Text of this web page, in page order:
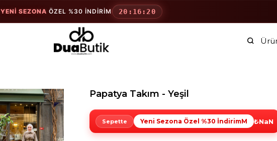
YENİ SEZONAÖZEL %30 İNDİRİM 20:16:19
Papatya Takım - Yeşil
Yeni Sezona Özel %30 İndirimM ₺NaN